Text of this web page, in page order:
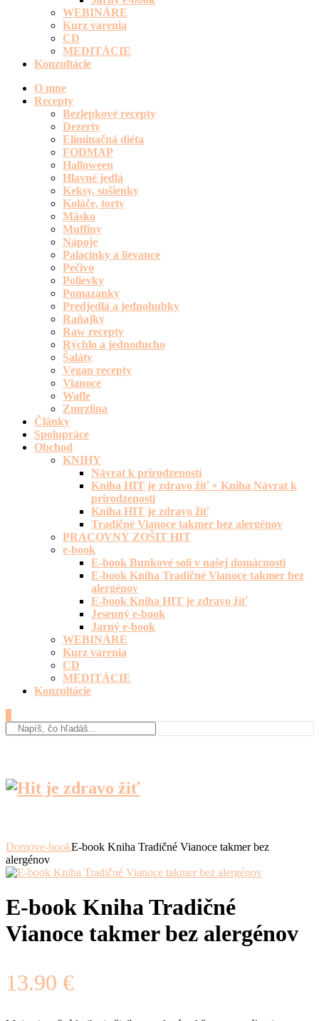
WEBINÁRE
Kurz varenia
CD
MEDITÁCIE
Konzultácie
O mne
Recepty
Bezlepkové recepty
Dezerty
Eliminačná diéta
FODMAP
Halloween
Hlavné jedlá
Keksy, sušienky
Koláče, torty
Mäsko
Muffiny
Nápoje
Palacinky a lievance
Pečivo
Polievky
Pomazanky
Predjedlá a jednohubky
Raňajky
Raw recepty
Rýchlo a jednoducho
Šaláty
Vegan recepty
Vianoce
Wafle
Zmrzlina
Články
Spolupráce
Obchod
KNIHY
Návrat k prirodzenosti
Kniha HIT je zdravo žiť + Kniha Návrat k
prirodzenosti
Kniha HIT je zdravo žiť
Tradičné Vianoce takmer bez alergénov
PRACOVNÝ ZOŠIT HIT
e-book
E-book Bunkové soli v našej domácnosti
E-book Kniha Tradičné Vianoce takmer bez
alergénov
E-book Kniha HIT je zdravo žiť
Jesenný e-book
Jarný e-book
WEBINÁRE
Kurz varenia
CD
MEDITÁCIE
Konzultácie
Domove-bookE-book Kniha Tradičné Vianoce takmer bez
alergénov
E-book Kniha Tradičné
Vianoce takmer bez alergénov
13.90 €